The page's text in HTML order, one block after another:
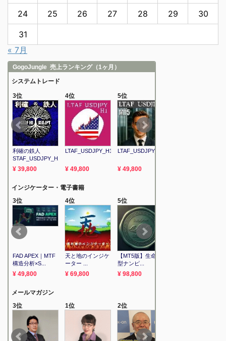
24 25 26 27 28 29 30
31
« 7月